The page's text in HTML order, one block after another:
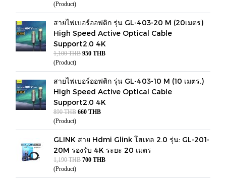
(Product)
สายไฟเบอร์ออฟติก รุ่น GL-403-20 M (20เมตร)
High Speed Active Optical Cable
Support2.0 4K
1,100 THB 950 THB
(Product)
สายไฟเบอร์ออฟติก รุ่น GL-403-10 M (10 เมตร.)
High Speed Active Optical Cable
Support2.0 4K
890 THB 660 THB
(Product)
GLINK สาย Hdmi Glink โฮเทล 2.0 รุ่น: GL-201-
20M รองรับ 4K ระยะ 20 เมตร
1,190 THB 700 THB
(Product)